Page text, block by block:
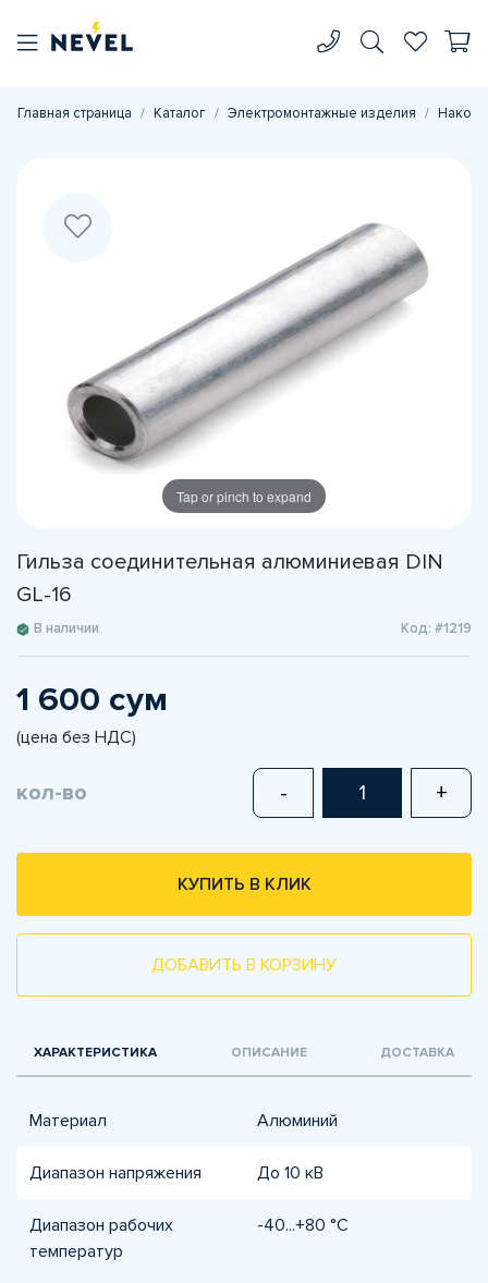
Главная страница Каталог Электромонтажные изделия
Tap or pinch to expand
Гильза соединительная алюминиевая DIN
GL-16
В наличии Код: #1219
1 600 сум
(цена без НДС)
кол-во - +
КУПИТЬ В КЛИК
ДОБАВИТЬ В КОРЗИНУ
ХАРАКТЕРИСТИКА ОПИСАНИЕ ДОСТАВКА
Материал Алюминий
Диапазон напряжения До 10 кВ
Диапазон рабочих
температур
-40...+80 °C